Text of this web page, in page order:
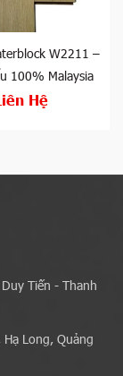
W2211 –
100% Malaysia
Hệ
Tiến - Thanh
Long, Quảng